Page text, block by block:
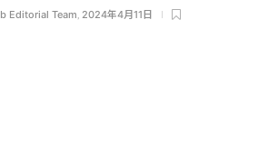
Editorial Team, 2024年4月11日